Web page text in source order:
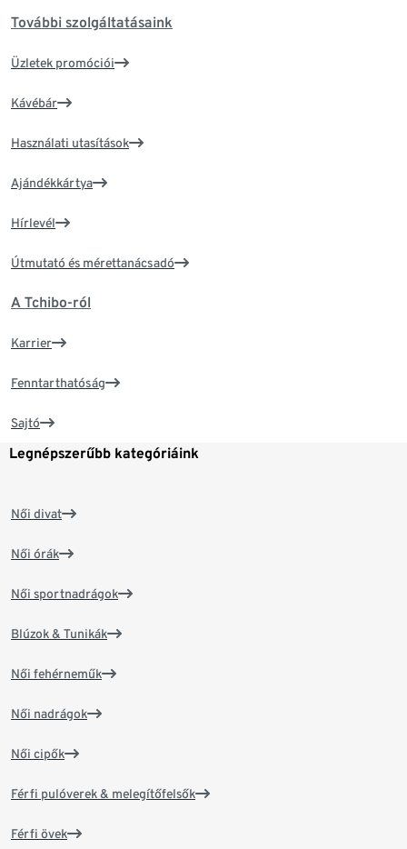
További szolgáltatásaink
Üzletek promóciói
Kávébár
Használati utasítások
Ajándékkártya
Hírlevél
Útmutató és mérettanácsadó
A Tchibo-ról
Karrier
Fenntarthatóság
Sajtó
Legnépszerűbb kategóriáink
Női divat
Női órák
Női sportnadrágok
Blúzok & Tunikák
Női fehérneműk
Női nadrágok
Női cipők
Férfi pulóverek & melegítőfelsők
Férfi övek